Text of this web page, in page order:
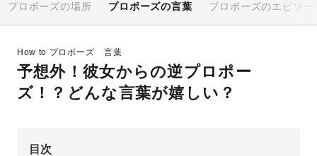
プロポーズの場所 プロポーズの言葉 プロポーズのエピソー
How to プロポーズ 言葉
予想外！彼女からの逆プロポー
ズ！？どんな言葉が嬉しい？
目次
プロポーズサポート 先輩の体験談
プロポーズ知恵袋 アイプリモについて